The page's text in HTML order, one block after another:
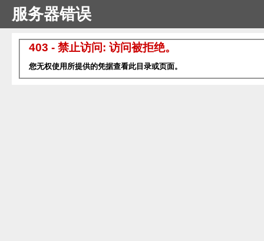
服务器错误
403 - 禁止访问: 访问被拒绝。
您无权使用所提供的凭据查看此目录或页面。